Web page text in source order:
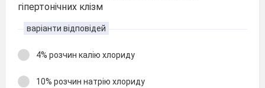
гіпертонічних клізм
варіанти відповідей
4% розчин калію хлориду
10% розчин натрію хлориду